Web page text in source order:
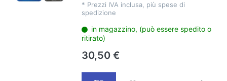
* Prezzi IVA inclusa, più spese di
spedizione
in magazzino, (può essere spedito o
ritirato)
30,50 €